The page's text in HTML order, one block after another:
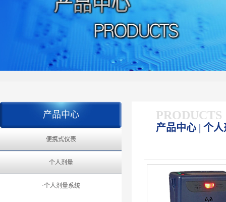
产品中心
便携式仪表
个人剂量
·个人剂量系统
PRODUCTS
产品中心 | 个